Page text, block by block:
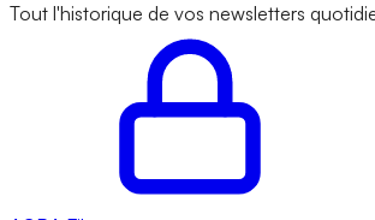
Tout l'historique de vos newsletters